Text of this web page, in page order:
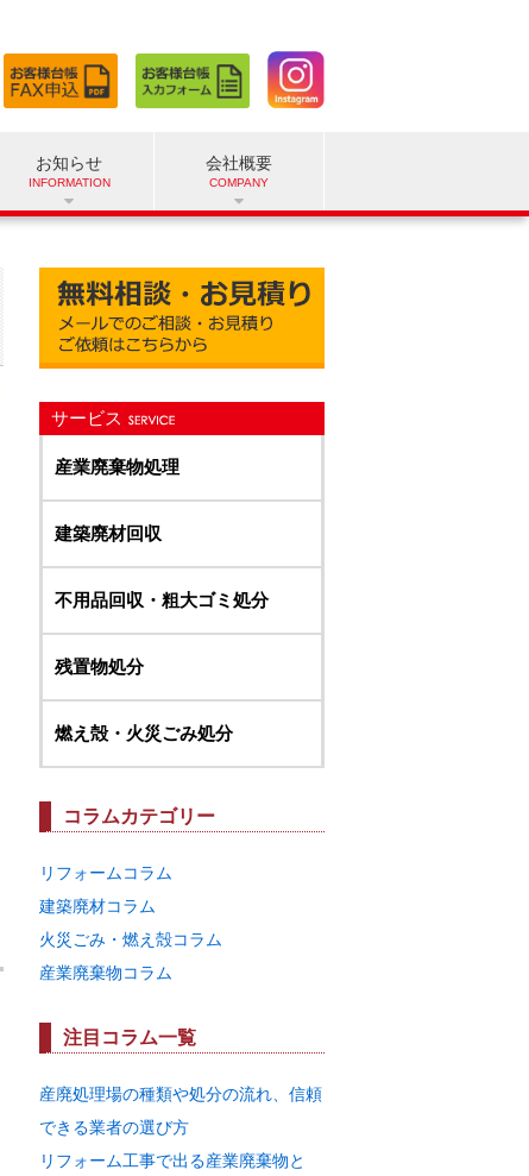
お知らせ 会社概要
サービス
産業廃棄物処理
建築廃材回収
不用品回収・粗大ゴミ処分
残置物処分
燃え殻・火災ごみ処分
コラムカテゴリー
リフォームコラム
建築廃材コラム
火災ごみ・燃え殻コラム
産業廃棄物コラム
注目コラム一覧
産廃処理場の種類や処分の流れ、信頼
できる業者の選び方
リフォーム工事で出る産業廃棄物と